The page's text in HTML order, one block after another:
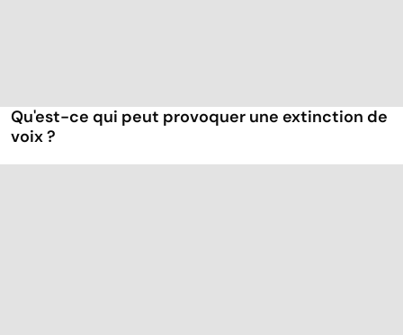
Qu'est-ce qui peut provoquer une extinction de
voix ?